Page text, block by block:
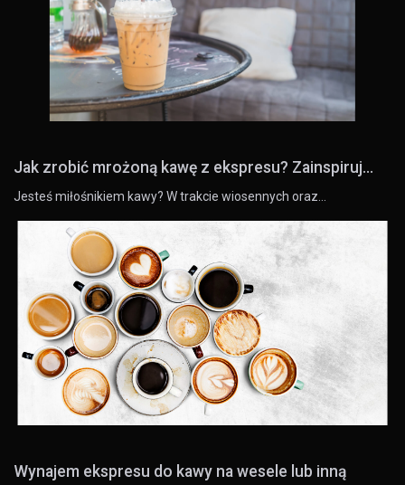
Jak zrobić mrożoną kawę z ekspresu? Zainspiruj...
Jesteś miłośnikiem kawy? W trakcie wiosennych oraz…
Wynajem ekspresu do kawy na wesele lub inną